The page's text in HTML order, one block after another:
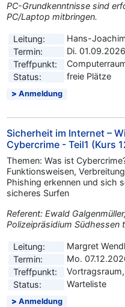
PC-Grundkenntnisse sind
PC/Laptop mitbringen.
Leitung:
Hans-
Termin:
Di.
Treffpunkt:
Status:
freie Plätze
Anmeldung
Sicherheit im Internet –
Cybercrime - Teil1 (Kurs
Themen: Was ist
Funktionsweisen,
Phishing erkennen und sich
sicheres Surfen
Referent: Ewald
Polizeipräsidium Südhessen
Leitung:
Margret
Termin:
Mo.
Treffpunkt:
Status:
Warteliste
Anmeldung